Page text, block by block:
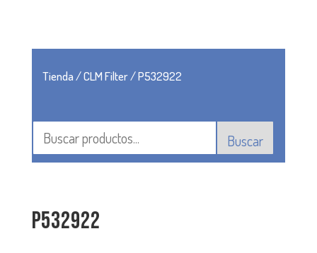
Tienda/CLM Filter/ P532922
Buscar
P532922